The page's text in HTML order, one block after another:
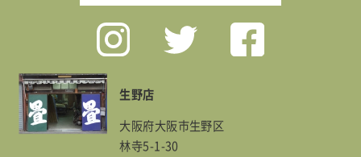
生野店
大阪府大阪市生野区
林寺5-1-30